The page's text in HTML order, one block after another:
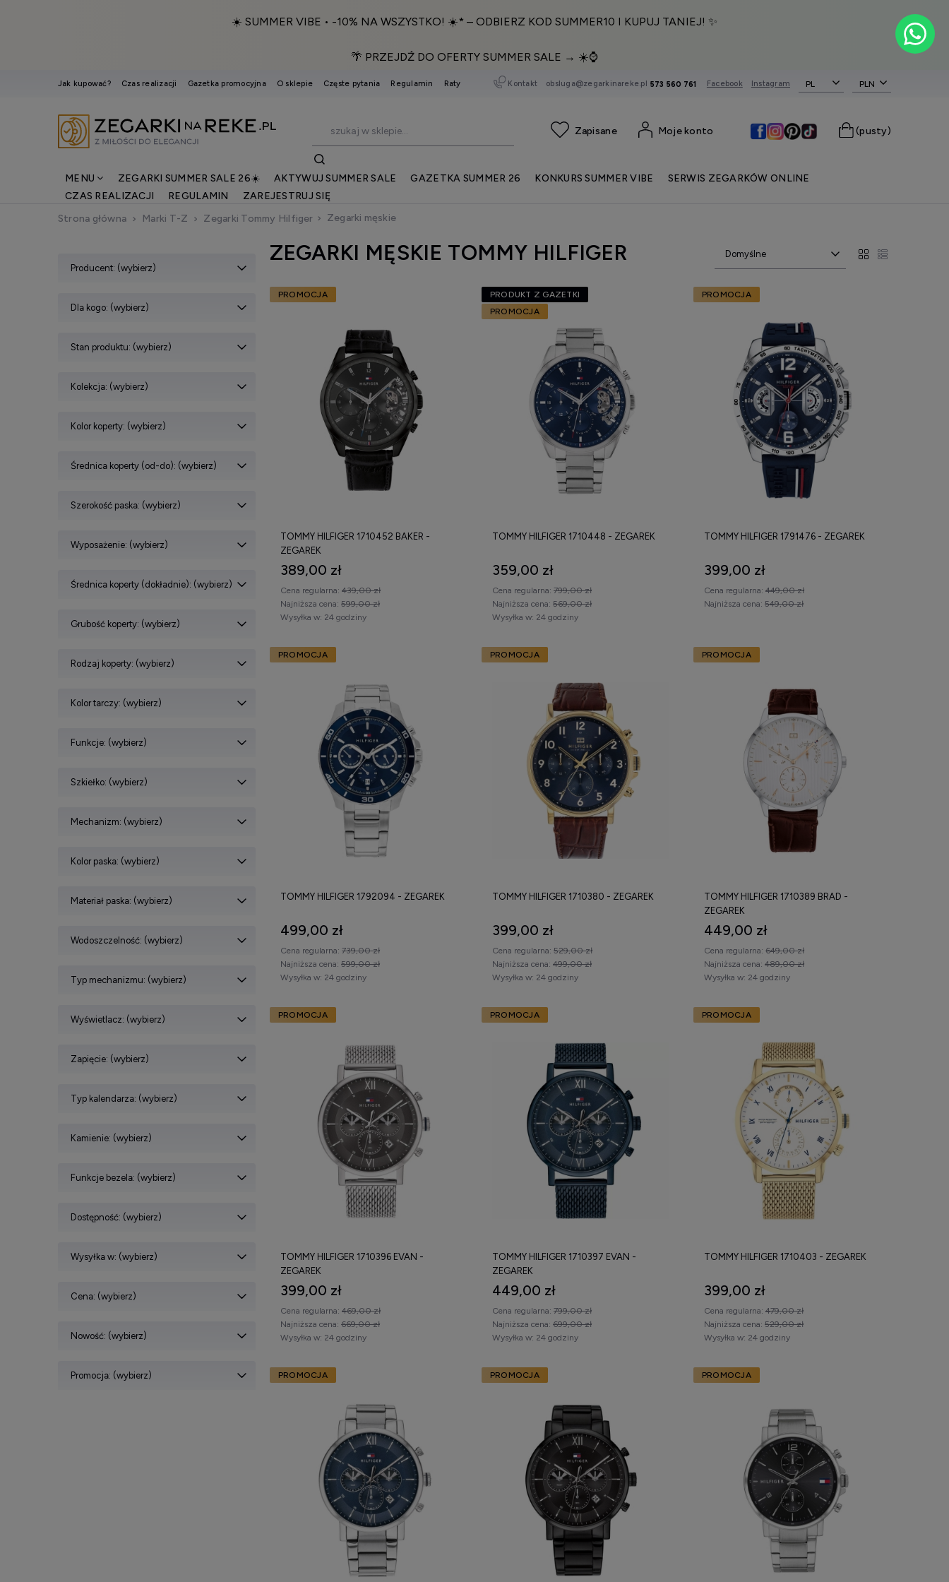
☀️ SUMMER VIBE • -10% NA WSZYSTKO! ☀️* – ODBIERZ KOD SUMMER10 I KUPUJ TANIEJ! ✨
🌴 PRZEJDŹ DO OFERTY SUMMER SALE → ☀️⌚️
Jak kupować? Czas realizacji Gazetka promocyjna O sklepie Częste pytania Regulamin Raty Kontakt obsluga@zegarkinareke.pl 573 560 761 Facebook Instagram PL
(pusty)
Moje konto
MENU ZEGARKI SUMMER SALE 26☀️ AKTYWUJ SUMMER SALE GAZETKA SUMMER 26 KONKURS SUMMER VIBE
SERWIS ZEGARKÓW ONLINE
CZAS REALIZACJI
REGULAMIN
ZAREJESTRUJ SIĘ
Strona główna
Marki T-Z Zegarki Tommy Hilfiger Zegarki męskie
Producent: (wybierz)
Dla kogo: (wybierz)
Stan produktu: (wybierz)
Kolekcja: (wybierz)
Kolor koperty: (wybierz)
Średnica koperty (od-do): (wybierz)
Szerokość paska: (wybierz)
Wyposażenie: (wybierz)
Średnica koperty (dokładnie): (wybierz)
Grubość koperty: (wybierz)
Rodzaj koperty: (wybierz)
Kolor tarczy: (wybierz)
Funkcje: (wybierz)
Szkiełko: (wybierz)
Mechanizm: (wybierz)
Kolor paska: (wybierz)
Materiał paska: (wybierz)
Wodoszczelność: (wybierz)
Typ mechanizmu: (wybierz)
Wyświetlacz: (wybierz)
Zapięcie: (wybierz)
Typ kalendarza: (wybierz)
Kamienie: (wybierz)
Funkcje bezela: (wybierz)
Dostępność: (wybierz)
Wysyłka w: (wybierz)
Cena: (wybierz)
Nowość: (wybierz)
Promocja: (wybierz)
ZEGARKI MĘSKIE TOMMY HILFIGER
TOMMY HILFIGER 1710452 BAKER -
ZEGAREK
389,00 zł
Cena regularna: 439,00 zł
Najniższa cena: 599,00 zł
Wysyłka w: 24 godziny
PROMOCJA
TOMMY HILFIGER 1710448 - ZEGAREK
359,00 zł
Cena regularna: 799,00 zł
Najniższa cena: 569,00 zł
Wysyłka w: 24 godziny
PRODUKT Z GAZETKI
PROMOCJA
TOMMY HILFIGER 1791476 - ZEGAREK
399,00 zł
Cena regularna: 449,00 zł
Najniższa cena: 549,00 zł
PROMOCJA
TOMMY HILFIGER 1792094 - ZEGAREK
499,00 zł
Cena regularna: 739,00 zł
Najniższa cena: 599,00 zł
Wysyłka w: 24 godziny
PROMOCJA
TOMMY HILFIGER 1710380 - ZEGAREK
399,00 zł
Cena regularna: 529,00 zł
Najniższa cena: 499,00 zł
Wysyłka w: 24 godziny
PROMOCJA
TOMMY HILFIGER 1710389 BRAD -
ZEGAREK
449,00 zł
Cena regularna: 649,00 zł
Najniższa cena: 489,00 zł
Wysyłka w: 24 godziny
PROMOCJA
TOMMY HILFIGER 1710396 EVAN -
ZEGAREK
399,00 zł
Cena regularna: 469,00 zł
Najniższa cena: 669,00 zł
Wysyłka w: 24 godziny
PROMOCJA
TOMMY HILFIGER 1710397 EVAN -
ZEGAREK
449,00 zł
Cena regularna: 799,00 zł
Najniższa cena: 699,00 zł
Wysyłka w: 24 godziny
PROMOCJA
TOMMY HILFIGER 1710403 - ZEGAREK
399,00 zł
Cena regularna: 479,00 zł
Najniższa cena: 529,00 zł
Wysyłka w: 24 godziny
PROMOCJA
PROMOCJA PROMOCJA PROMOCJA